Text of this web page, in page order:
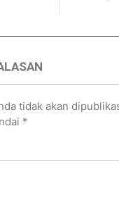
tidak akan
*